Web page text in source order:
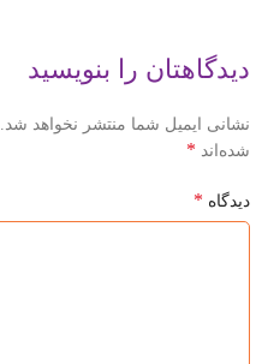
دیدگاهتان را بنویسید
نشانی ایمیل شما منتشر نخواهد شد.
شده‌اند *
دیدگاه *